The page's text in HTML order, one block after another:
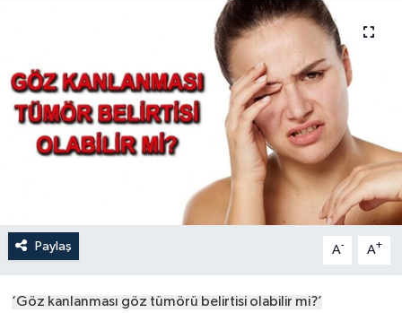
Paylaş A- A+
‘Göz kanlanması göz tümörü belirtisi olabilir mi?’